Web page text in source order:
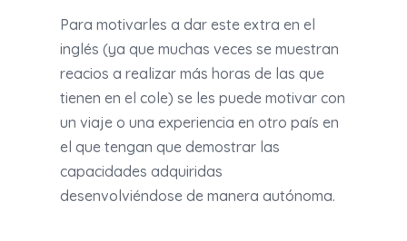
Para motivarles a dar este extra en el
inglés (ya que muchas veces se muestran
reacios a realizar más horas de las que
tienen en el cole) se les puede motivar con
un viaje o una experiencia en otro país en
el que tengan que demostrar las
capacidades adquiridas
desenvolviéndose de manera autónoma.